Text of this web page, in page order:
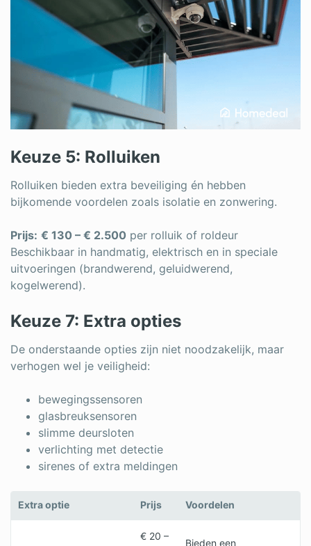
Keuze 5: Rolluiken
Rolluiken bieden extra beveiliging én hebben
bijkomende voordelen zoals isolatie en zonwering.
Prijs: € 130 – € 2.500 per rolluik of roldeur
Beschikbaar in handmatig, elektrisch en in speciale
uitvoeringen (brandwerend, geluidwerend,
kogelwerend).
Keuze 7: Extra opties
De onderstaande opties zijn niet noodzakelijk, maar
verhogen wel je veiligheid:
bewegingssensoren
glasbreuksensoren
slimme deursloten
verlichting met detectie
sirenes of extra meldingen
Extra optie Prijs Voordelen
€ 20 –
Bieden een